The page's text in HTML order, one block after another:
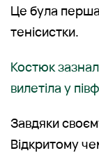
Це була перша
тенісистки.
Костюк
вилетіла у
Завдяки
Відкритому